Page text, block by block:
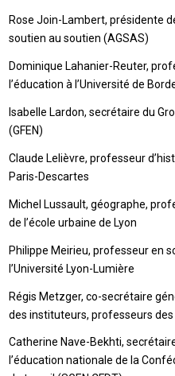
Rose Join-Lambert, présidente
soutien au soutien (AGSAS)
Dominique Lahanier-Reuter,
l’éducation à l’Université de
Isabelle Lardon, secrétaire du
(GFEN)
Claude Lelièvre, professeur
Paris-Descartes
Michel Lussault, géographe,
de l’école urbaine de Lyon
Philippe Meirieu, professeur en
l’Université Lyon-Lumière
Régis Metzger, co-secrétaire
des instituteurs, professeurs des
Catherine Nave-Bekhti,
l’éducation nationale de la